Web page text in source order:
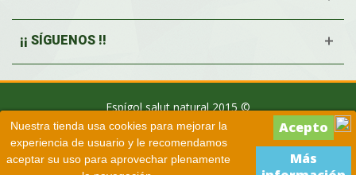
Nuestra tienda usa cookies para mejorar la
experiencia de usuario y le recomendamos
aceptar su uso para aprovechar plenamente
Más
¡¡ SÍGUENOS !!
Espígol salut natural 2015 ©